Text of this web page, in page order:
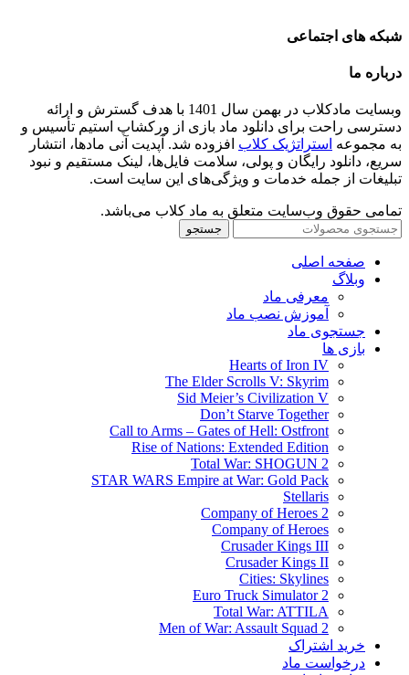
شبکه های اجتماعی
درباره ما
وبسایت مادکلاب در بهمن سال 1401 با هدف گسترش و ارائه
دسترسی راحت برای دانلود ماد بازی از ورکشاپ استیم تأسیس و
به مجموعه استراتژیک کلاب افزوده شد. آپدیت آنی مادها، انتشار
سریع، دانلود رایگان و پولی، سلامت فایل‌ها، لینک مستقیم و نبود
تبلیغات از جمله خدمات و ویژگی‌های این سایت است.
تمامی حقوق وب‌سایت متعلق به ماد کلاب می‌باشد.
جستجو
صفحه اصلی
وبلاگ
معرفی ماد
آموزش نصب ماد
جستجوی ماد
بازی ها
Hearts of Iron IV
The Elder Scrolls V: Skyrim
Sid Meier’s Civilization V
Don’t Starve Together
Call to Arms – Gates of Hell: Ostfront
Rise of Nations: Extended Edition
Total War: SHOGUN 2
STAR WARS Empire at War: Gold Pack
Stellaris
Company of Heroes 2
Company of Heroes
Crusader Kings III
Crusader Kings II
Cities: Skylines
Euro Truck Simulator 2
Total War: ATTILA
Men of War: Assault Squad 2
خرید اشتراک
درخواست ماد